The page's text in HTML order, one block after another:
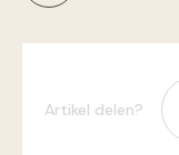
Artikel delen?